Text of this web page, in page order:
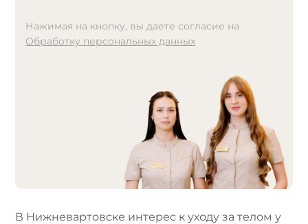
Нажимая на кнопку, вы даете согласие на
Обработку персональных данных
В Нижневартовске интерес к уходу за телом у